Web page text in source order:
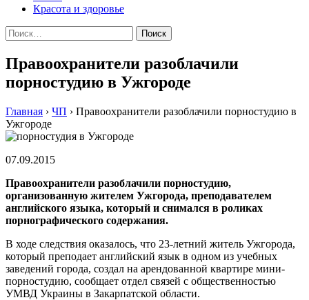
Красота и здоровье
Найти:
Правоохранители разоблачили
порностудию в Ужгороде
Главная › ЧП › Правоохранители разоблачили порностудию в
Ужгороде
07.09.2015
Правоохранители разоблачили порностудию,
организованную жителем Ужгорода, преподавателем
английского языка, который и снимался в роликах
порнографического содержания.
В ходе следствия оказалось, что 23-летний житель Ужгорода,
который преподает английский язык в одном из учебных
заведений города, создал на арендованной квартире мини-
порностудию, сообщает отдел связей с общественностью
УМВД Украины в Закарпатской области.